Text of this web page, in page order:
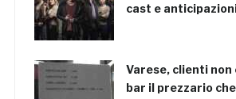
cast e
Varese, clienti non
bar il prezzario